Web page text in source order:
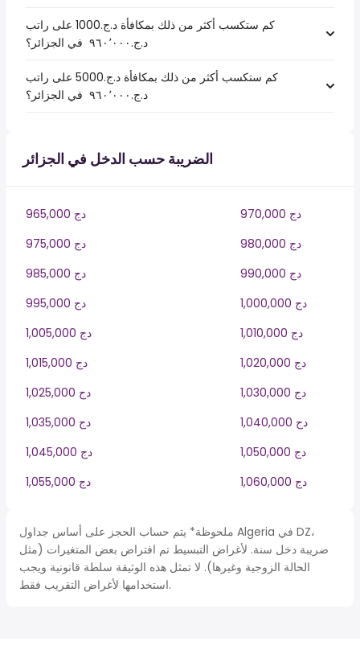
كم ستكسب أكثر من ذلك بمكافأة د.ج.1000 على راتب
د.ج.‏٩٦٠٬٠٠٠ ‏ في الجزائر؟
كم ستكسب أكثر من ذلك بمكافأة د.ج.5000 على راتب
د.ج.‏٩٦٠٬٠٠٠ ‏ في الجزائر؟
الضريبة حسب الدخل في الجزائر
965,000 دج
970,000 دج
975,000 دج
980,000 دج
985,000 دج
990,000 دج
995,000 دج
1,000,000 دج
1,005,000 دج
1,010,000 دج
1,015,000 دج
1,020,000 دج
1,025,000 دج
1,030,000 دج
1,035,000 دج
1,040,000 دج
1,045,000 دج
1,050,000 دج
1,055,000 دج
1,060,000 دج
ملحوظة* يتم حساب الحجز على أساس جداول Algeria في DZ،
ضريبة دخل سنة. لأغراض التبسيط تم افتراض بعض المتغيرات (مثل
الحالة الزوجية وغيرها). لا تمثل هذه الوثيقة سلطة قانونية ويجب
استخدامها لأغراض التقريب فقط.